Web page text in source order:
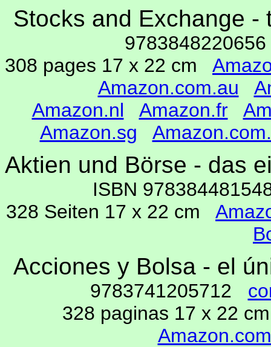
Stocks and Exchange
308 pages 17 x 22 cm
Amazon.com.au
Amazon.nl
Amazon.fr
Amazon.sg
Aktien und Börse - das
ISBN
328 Seiten 17 x 22 cm
Acciones y Bolsa - el
9783741205712
328 paginas 17 x 22